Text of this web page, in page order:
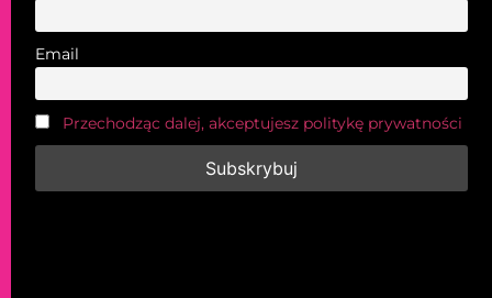
Email
Przechodząc dalej, akceptujesz politykę prywatności